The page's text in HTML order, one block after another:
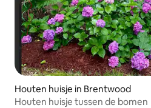
Houten huisje in Brentwood
Houten huisje tussen de bomen